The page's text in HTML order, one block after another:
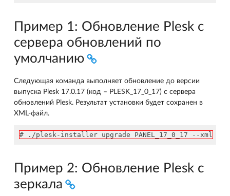
Пример 1: Обновление Plesk с
сервера обновлений по
умолчанию
Следующая команда выполняет обновление до версии
выпуска Plesk 17.0.17 (код – PLESK_17_0_17) с сервера
обновлений Plesk. Результат установки будет сохранен в
XML-файл.
# ./plesk-installer upgrade PANEL_17_0_17 --xml
Пример 2: Обновление Plesk с
зеркала